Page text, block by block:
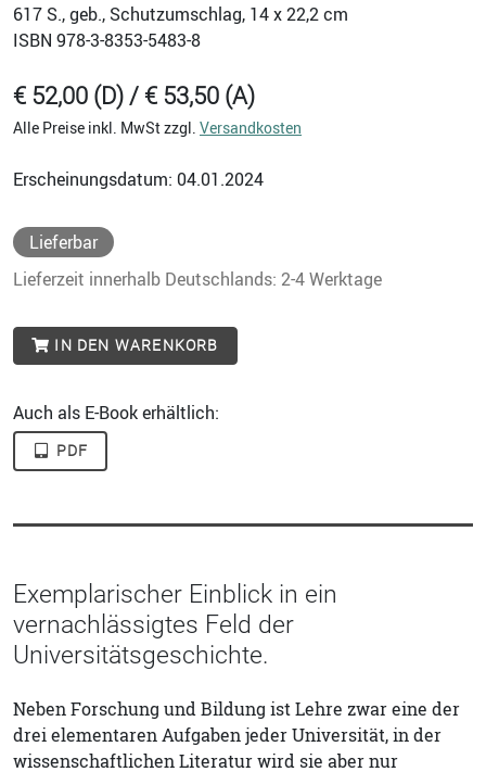
617 S., geb., Schutzumschlag, 14 x 22,2 cm
ISBN 978-3-8353-5483-8
€ 52,00 (D) / € 53,50 (A)
Alle Preise inkl. MwSt zzgl. Versandkosten
Erscheinungsdatum: 04.01.2024
Lieferbar
Lieferzeit innerhalb Deutschlands: 2-4 Werktage
IN DEN WARENKORB
Auch als E-Book erhältlich:
PDF
Exemplarischer Einblick in ein
vernachlässigtes Feld der
Universitätsgeschichte.
Neben Forschung und Bildung ist Lehre zwar eine der
drei elementaren Aufgaben jeder Universität, in der
wissenschaftlichen Literatur wird sie aber nur